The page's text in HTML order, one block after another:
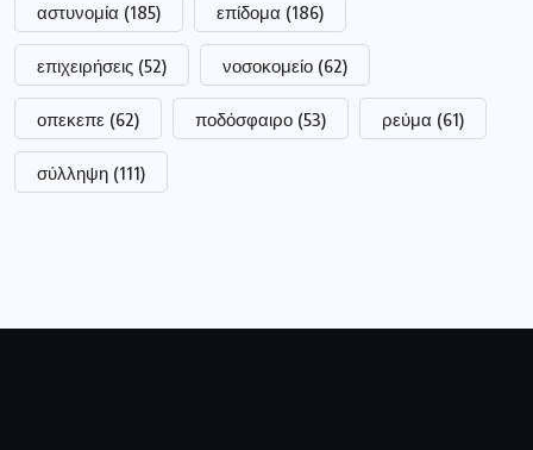
αστυνομία (185) επίδομα (186)
επιχειρήσεις (52) νοσοκομείο (62)
οπεκεπε (62) ποδόσφαιρο (53) ρεύμα (61)
σύλληψη (111)